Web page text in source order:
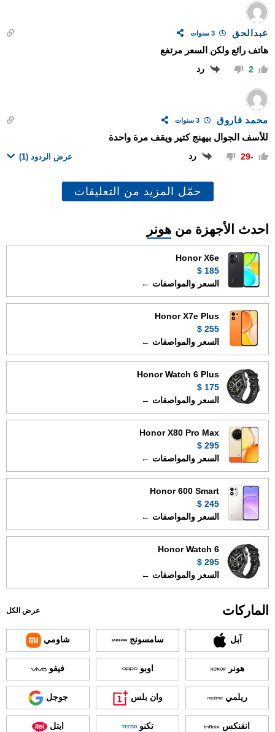
عبدالحق
هاتف رائع ولكن السعر مرتفع
2 رد
محمد فاروق
للأسف الجوال بيهنج كتير ويقف مرة واحدة
-29 رد عرض الردود (1)
حمّل المزيد من التعليقات
احدث الأجهزة من هونر
Honor X6e
185 $
السعر والمواصفات ←
Honor X7e Plus
255 $
السعر والمواصفات ←
Honor Watch 6 Plus
175 $
السعر والمواصفات ←
Honor X80 Pro Max
295 $
السعر والمواصفات ←
Honor 600 Smart
245 $
السعر والمواصفات ←
Honor Watch 6
295 $
السعر والمواصفات ←
الماركات عرض الكل
آبل سامسونج شاومي
هونر اوبو فيفو
ريلمي وان بلس جوجل
انفنكس تكنو ايتل